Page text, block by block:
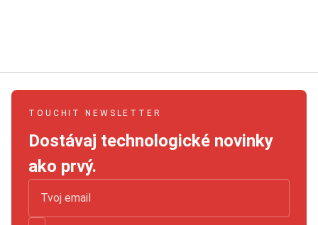
TOUCHIT NEWSLETTER
Dostávaj technologické novinky
ako prvý.